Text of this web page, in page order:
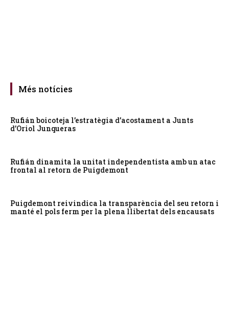
Més notícies
Rufián boicoteja l’estratègia d’acostament a Junts
d’Oriol Junqueras
Rufián dinamita la unitat independentista amb un atac
frontal al retorn de Puigdemont
Puigdemont reivindica la transparència del seu retorn i
manté el pols ferm per la plena llibertat dels encausats